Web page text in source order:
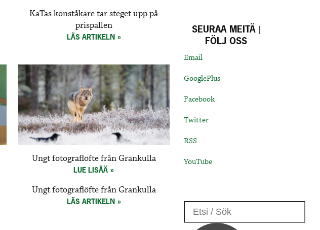
KaTas konståkare tar steget upp på
prispallen
LÄS ARTIKELN
Ungt fotograflöfte från Grankulla
LUE LISÄÄ
Ungt fotograflöfte från Grankulla
LÄS ARTIKELN
SEURAA MEITÄ |
FÖLJ OSS
Email
GooglePlus
Facebook
Twitter
RSS
YouTube